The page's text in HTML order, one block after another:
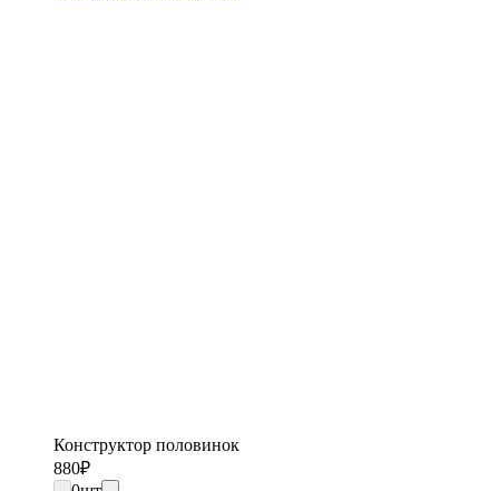
Конструктор половинок
880₽